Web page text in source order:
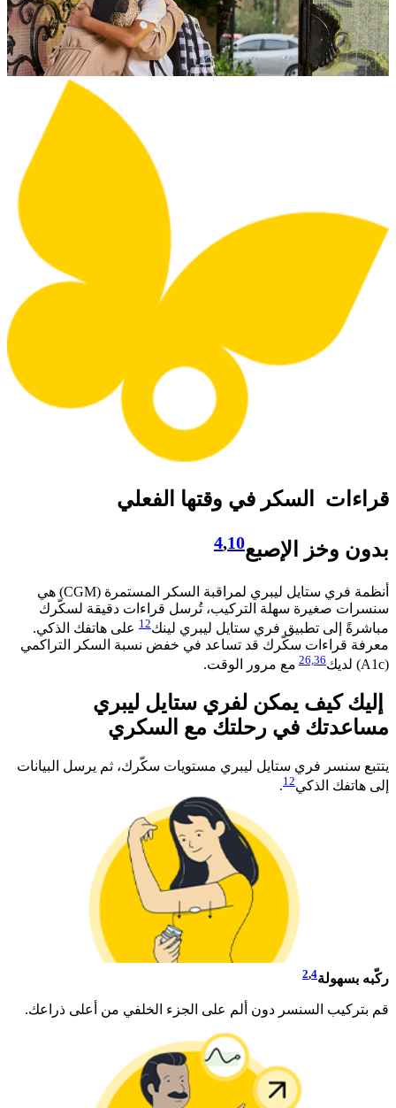
قراءات السكر في وقتها الفعلي​
بدون وخز الإصبع 4,10
أنظمة فري ستايل ليبري لمراقبة السكر المستمرة (CGM) هي
سنسرات صغيرة سهلة التركيب، تُرسل قراءات دقيقة لسكّرك
مباشرةً إلى تطبيق فري ستايل ليبري لينك12 على هاتفك الذكي.
معرفة قراءات سكّرك قد تساعد في خفض نسبة السكر التراكمي
(A1c) لديك
26,36 مع مرور الوقت.​
إليك كيف يمكن لفري ستايل ليبري
مساعدتك في رحلتك مع السكري​
يتتبع سنسر فري ستايل ليبري مستويات سكّرك، ثم يرسل البيانات
إلى هاتفك الذكي12
.​
ركّبه بسهولة 2,4
قم بتركيب السنسر دون ألم على الجزء الخلفي من أعلى ذراعك.